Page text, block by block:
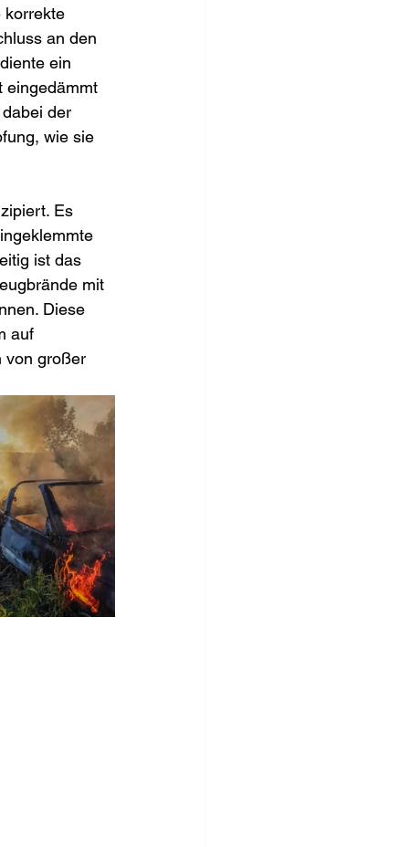
korrekte
an den
ein
eingedämmt
der
wie sie
Es
ist das
mit
Diese
auf
von großer